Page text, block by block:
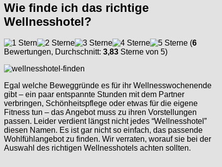
Wie finde ich das richtige
Wellnesshotel?
(6
Bewertungen, Durchschnitt: 3,83 Sterne von 5)
Egal welche Beweggründe es für ihr Wellnesswochenende
gibt – ein paar entspannte Stunden mit dem Partner
verbringen, Schönheitspflege oder etwas für die eigene
Fitness tun – das Angebot muss zu ihren Vorstellungen
passen. Leider verdient längst nicht jedes “Wellnesshotel”
diesen Namen. Es ist gar nicht so einfach, das passende
Wohlfühlangebot zu finden. Wir verraten, worauf sie bei der
Auswahl des richtigen Wellnesshotels achten sollten.